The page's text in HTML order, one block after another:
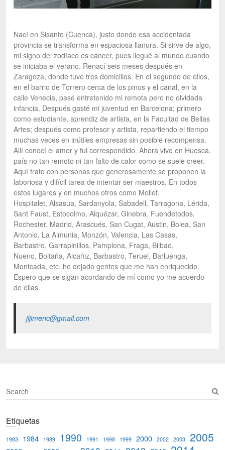
Nací en Sisante (Cuenca), justo donde esa accidentada
provincia se transforma en espaciosa llanura. Si sirve de algo,
mi signo del zodíaco es cáncer, pues llegué al mundo cuando
se iniciaba el verano. Renací seis meses después en
Zaragoza, donde tuve tres domicilios. En el segundo de ellos,
en el barrio de Torrero cerca de los pinos y el canal, en la
calle Venecia, pasé entretenido mi remota pero no olvidada
infancia. Después gasté mi juventud en Barcelona; primero
como estudiante, aprendiz de artista, en la Facultad de Bellas
Artes; después como profesor y artista, repartiendo el tiempo
muchas veces en inútiles empresas sin posible recompensa.
Allí conocí el amor y fui correspondido. Ahora vivo en Huesca,
país no tan remoto ni tan falto de calor como se suele creer.
Aquí trato con personas que generosamente se proponen la
laboriosa y difícil tarea de intentar ser maestros. En todos
estos lugares y en muchos otros como Mollet,
Hospitalet, Alsasua, Sardanyola, Sabadell, Tarragona, Lérida,
Sant Faust, Estocolmo, Alquézar, Ginebra, Fuendetodos,
Rochester, Madrid, Arascués, San Cugat, Austin, Bolea, San
Antonio, La Almunia, Monzón, Valencia, Las Casas,
Barbastro, Garrapinillos, Pamplona, Fraga, Bilbao,
Nueno, Boltaña, Alcañiz, Barbastro, Teruel, Barluenga,
Montcada, etc. he dejado gentes que me han enriquecido.
Espero que se sigan acordando de mí como yo me acuerdo
de ellas.
jljimenc@gmail.com
S
e
r
h
Etiquetas
1983 1984 1989 1990 1991 1998 1999 2000 2002 2003 2005